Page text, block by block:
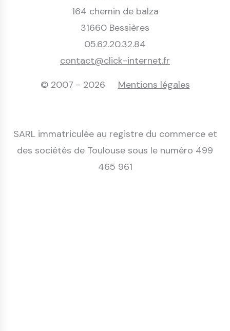
164 chemin de balza
31660 Bessières
05.62.20.32.84
contact@click-internet.fr
© 2007 - 2026
Mentions légales
SARL immatriculée au registre du commerce et
des sociétés de Toulouse sous le numéro 499
465 961